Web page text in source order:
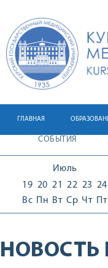
ГЛАВНАЯ
СОБЫТИЯ
Июль
19
Вс
20
Пн
21
Вт
22
Ср
23
Чт
24
Пт
НОВОСТЬ